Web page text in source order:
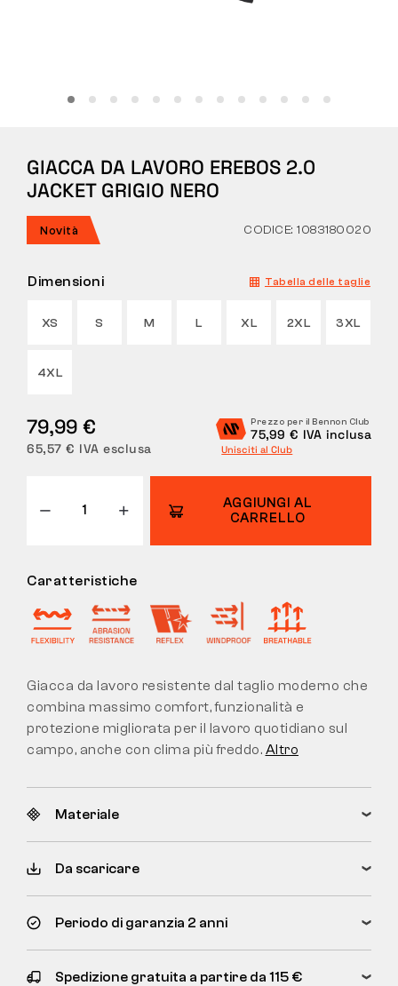
CHI SIAMO
LABORATORIO BENNON
RESI
GIACCA DA LAVORO EREBOS 2.0
JACKET GRIGIO NERO
Novità CODICE: 1083180020
Dimensioni Tabella delle taglie
XS S M L XL 2XL 3XL
4XL
79,99 €
65,57 € IVA esclusa
Prezzo per il Bennon Club
75,99 € IVA inclusa
Unisciti al Club
AGGIUNGI AL
CARRELLO
Caratteristiche
Giacca da lavoro resistente dal taglio moderno che
combina massimo comfort, funzionalità e
protezione migliorata per il lavoro quotidiano sul
campo, anche con clima più freddo. Altro
Materiale
Da scaricare
Periodo di garanzia 2 anni
Spedizione gratuita a partire da 115 €